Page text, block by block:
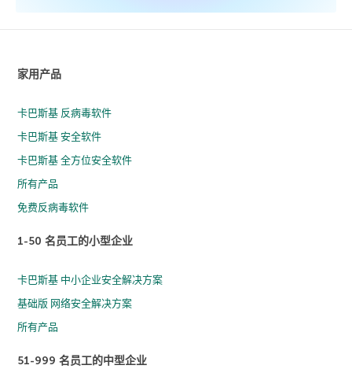
家用产品
卡巴斯基 反病毒软件
卡巴斯基 安全软件
卡巴斯基 全方位安全软件
所有产品
免费反病毒软件
1-50 名员工的小型企业
卡巴斯基 中小企业安全解决方案
基础版 网络安全解决方案
所有产品
51-999 名员工的中型企业